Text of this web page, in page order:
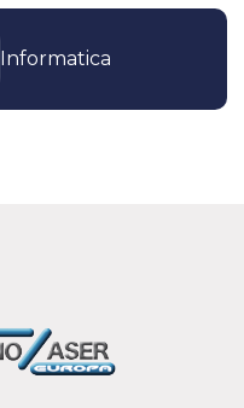
Informatica